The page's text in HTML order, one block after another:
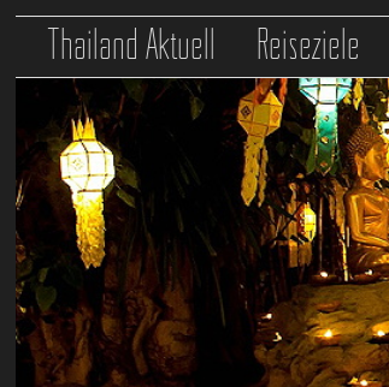
Thailand Aktuell Reiseziele